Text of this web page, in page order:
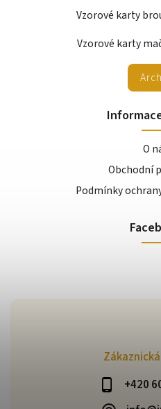
+420
Vzorové karty
Vzorové karty
O
Obchodní
Podmínky